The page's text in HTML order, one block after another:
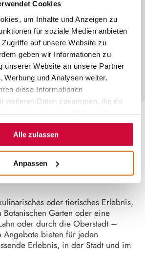
Cookies
um Inhalte und Anzeigen zu
für soziale Medien anbieten
auf unsere Website zu
geben wir Informationen zu
unserer Website an unsere Partner
Werbung und Analysen weiter.
diese Informationen
weiteren Daten zusammen, die du
gesammelt haben.
Alle zulassen
Anpassen
ERLEBNISSE
ganz nach deinen
– exklusiv für deine
zum Pauschalpreis.
Mittelhessens bei einem Ausflug
oder tierisches Erlebnis,
Garten oder eine
oder durch die Oberstadt –
Angebote bieten für jeden
Erlebnis, in der Stadt und im